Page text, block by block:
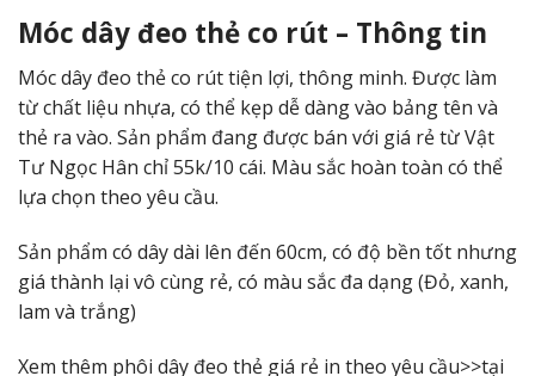
Móc dây đeo thẻ co rút – Thông tin
Móc dây đeo thẻ co rút tiện lợi, thông minh. Được làm
từ chất liệu nhựa, có thể kẹp dễ dàng vào bảng tên và
thẻ ra vào. Sản phẩm đang được bán với giá rẻ từ Vật
Tư Ngọc Hân chỉ 55k/10 cái. Màu sắc hoàn toàn có thể
lựa chọn theo yêu cầu.
Sản phẩm có dây dài lên đến 60cm, có độ bền tốt nhưng
giá thành lại vô cùng rẻ, có màu sắc đa dạng (Đỏ, xanh,
lam và trắng)
Xem thêm phôi dây đeo thẻ giá rẻ in theo yêu cầu>>tại